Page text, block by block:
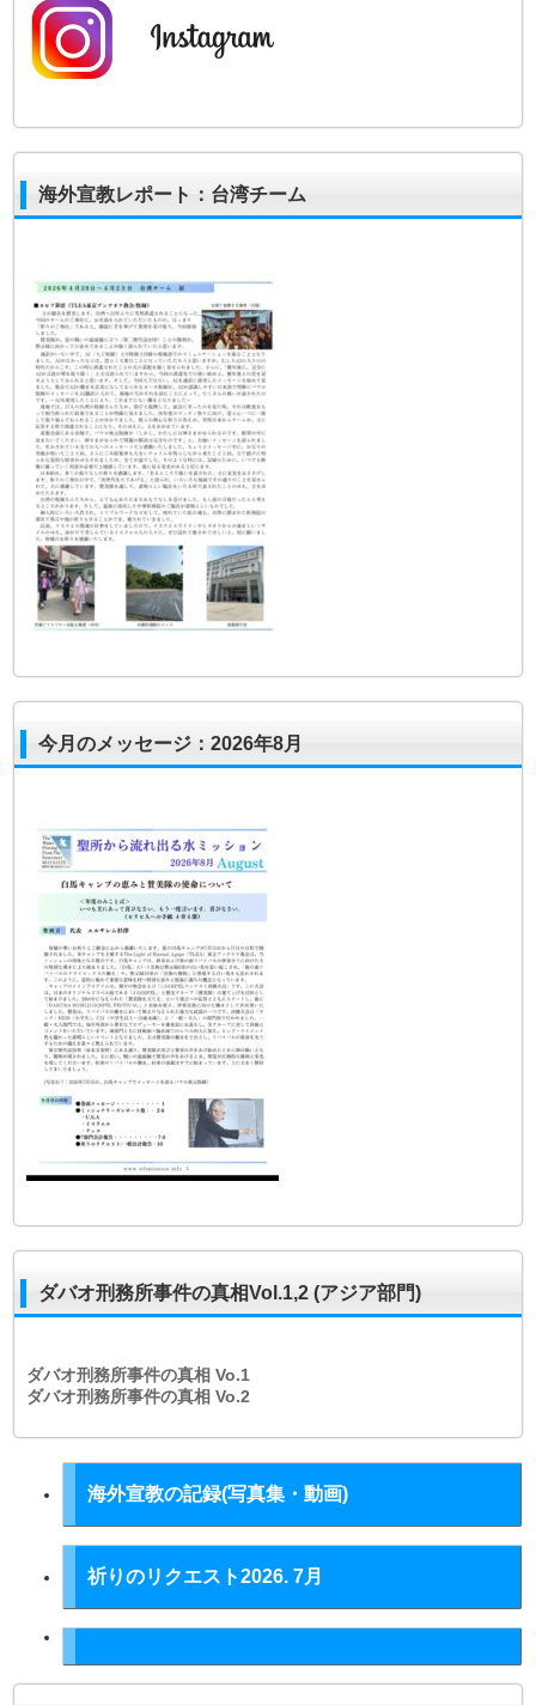
海外宣教レポート：台湾チーム
今月のメッセージ：2026年8月
ダバオ刑務所事件の真相Vol.1,2 (アジア部門)
ダバオ刑務所事件の真相Vo.1
ダバオ刑務所事件の真相Vo.2
海外宣教の記録(写真集・動画)
祈りのリクエスト2026. 7月